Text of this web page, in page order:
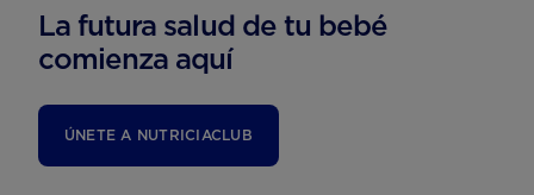
La futura salud de tu bebé
comienza aquí
ÚNETE A NUTRICIACLUB